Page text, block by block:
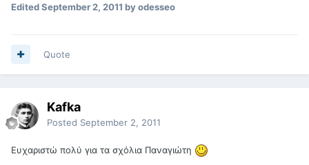
EditedSeptember 2, 2011 by odesseo
Quote
Kafka
Posted September 2, 2011
Ευχαριστώ πολύ για τα σχόλια Παναγιώτη